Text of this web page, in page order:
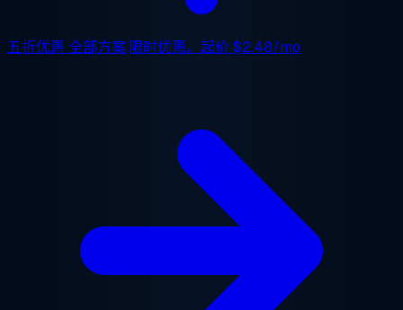
五折优惠 全部方案,限时优惠。起价$2.48/mo